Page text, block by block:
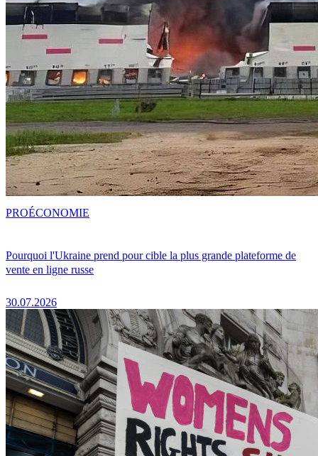
Pourquoi l'Ukraine prend pour cible la plus grande plateforme de
vente en ligne russe
30.07.2026
PROÉCONOMIE